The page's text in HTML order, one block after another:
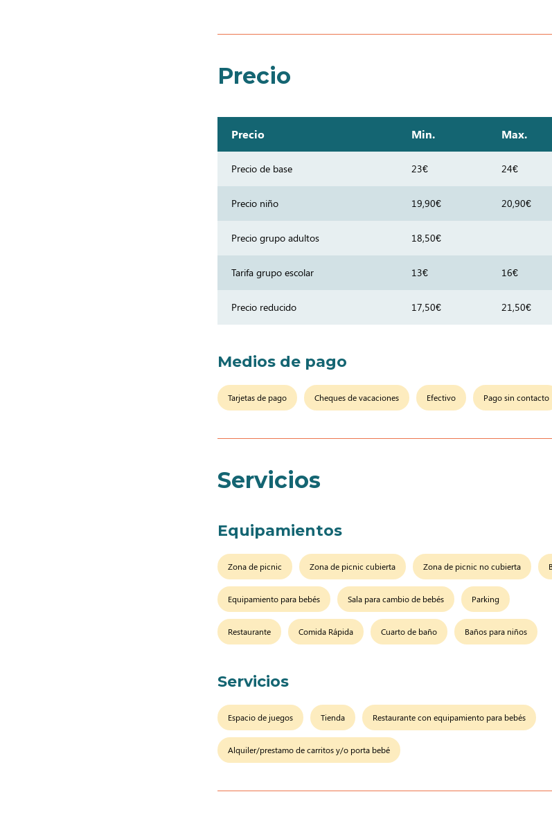
Precio
Precio Min. Max.
Precio de base 23€ 24€
Precio niño 19,90€ 20,90€
Precio grupo adultos 18,50€
Tarifa grupo escolar 13€ 16€
Precio reducido 17,50€ 21,50€
Medios de pago
Tarjetas de pago Cheques de vacaciones Efectivo Pago sin contacto
Servicios
Equipamientos
Zona de picnic Zona de picnic cubierta Zona de picnic no cubierta
Equipamiento para bebés Sala para cambio de bebés Parking
Restaurante Comida Rápida Cuarto de baño Baños para niños
Servicios
Espacio de juegos Tienda Restaurante con equipamiento para bebés
Alquiler/prestamo de carritos y/o porta bebé